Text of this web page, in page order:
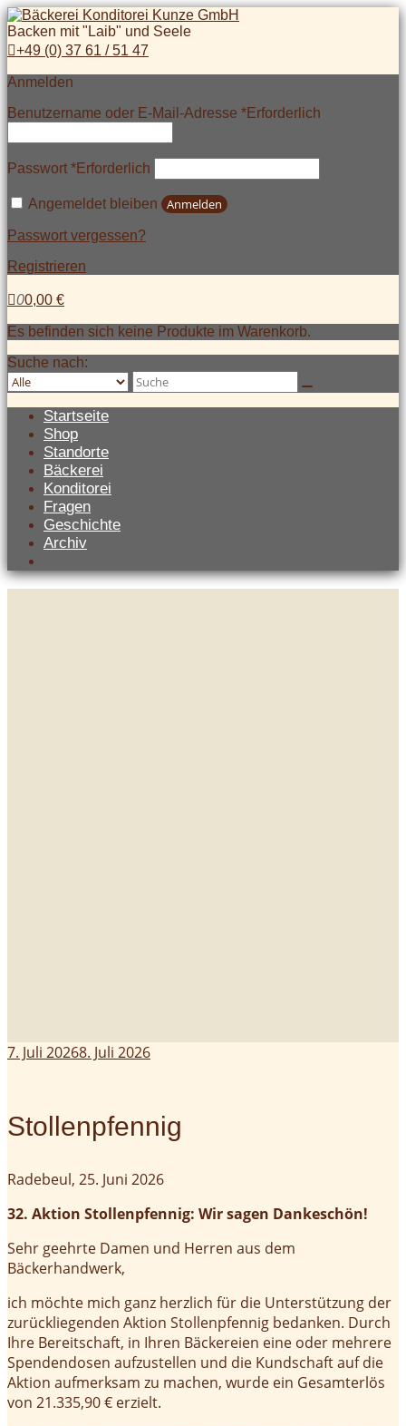
Backen mit "Laib" und Seele
+49 (0) 37 61 / 51 47
Anmelden
Benutzername oder E-Mail-Adresse *Erforderlich
Passwort *Erforderlich
Angemeldet bleiben Anmelden
Passwort vergessen?
Registrieren
00,00 €
Es befinden sich keine Produkte im Warenkorb.
Suche nach:
Startseite
Shop
Standorte
Bäckerei
Konditorei
Fragen
Geschichte
Archiv
7. Juli 20268. Juli 2026
Stollenpfennig
Radebeul, 25. Juni 2026
32. Aktion Stollenpfennig: Wir sagen Dankeschön!
Sehr geehrte Damen und Herren aus dem
Bäckerhandwerk,
ich möchte mich ganz herzlich für die Unterstützung der
zurückliegenden Aktion Stollenpfennig bedanken. Durch
Ihre Bereitschaft, in Ihren Bäckereien eine oder mehrere
Spendendosen aufzustellen und die Kundschaft auf die
Aktion aufmerksam zu machen, wurde ein Gesamterlös
von 21.335,90 € erzielt.